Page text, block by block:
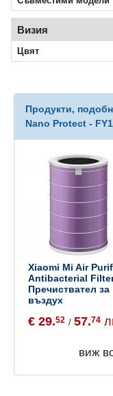
Визия
Цвят
Продукти,
Nano Protect -
Xiaomi Mi Air
Antibacterial
Пречиствател за
въздух
€ 29.52 / 57.74
виж